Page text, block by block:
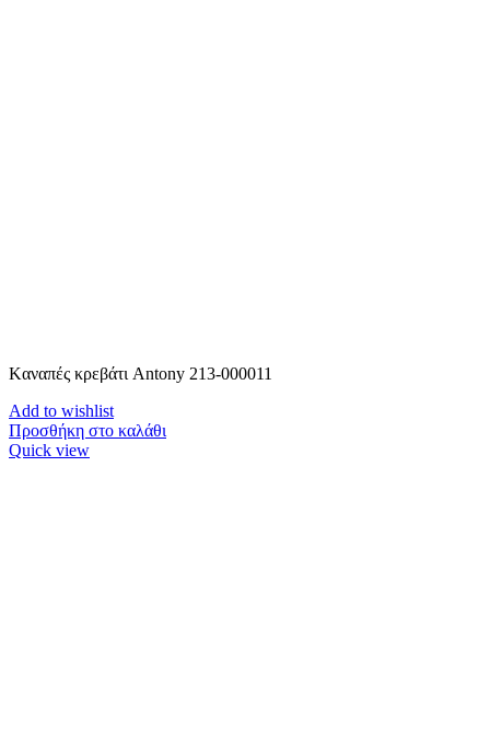
Kαναπές κρεβάτι Antony 213-000011
Add to wishlist
Προσθήκη στο καλάθι
Quick view